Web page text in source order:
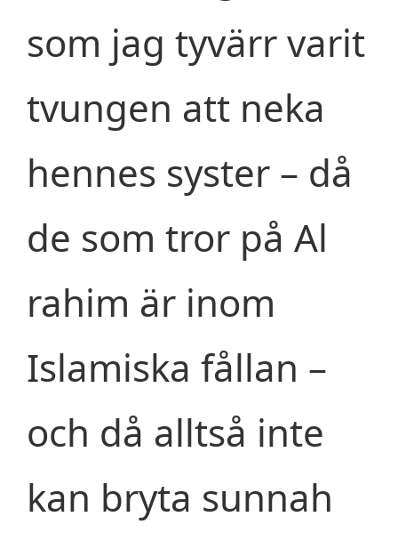
som jag tyvärr varit
tvungen att neka
hennes syster – då
de som tror på Al
rahim är inom
Islamiska fållan –
och då alltså inte
kan bryta sunnah